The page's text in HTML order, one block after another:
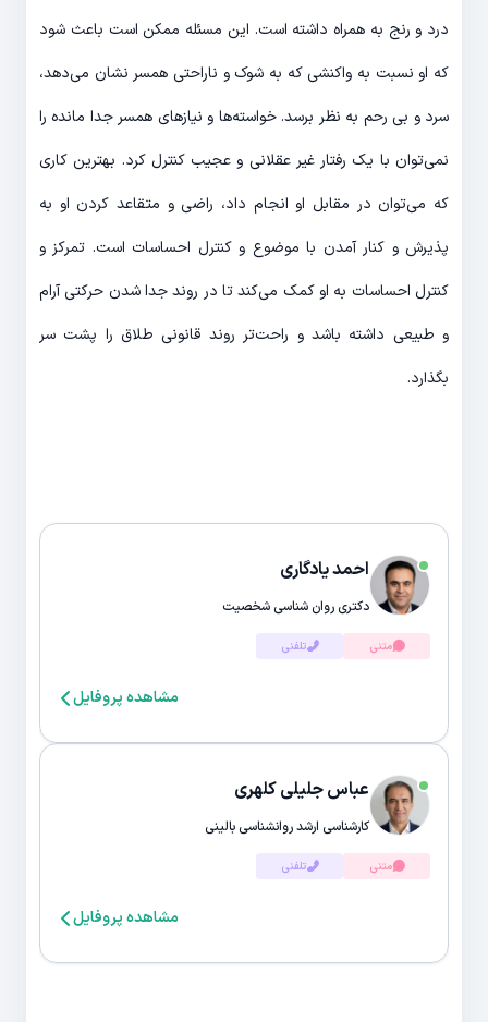
درد و رنج به همراه داشته است. این مسئله ممکن است باعث شود
که او نسبت به واکنشی که به شوک و ناراحتی همسر نشان می­‌دهد،
سرد و بی رحم به نظر برسد. خواسته‌­ها و نیاز­های همسر جدا مانده را
نمی­‌توان با یک رفتار غیر عقلانی و عجیب کنترل کرد. بهترین کاری
که می‌­توان در مقابل او انجام داد، راضی و متقاعد کردن او به
پذیرش و کنار آمدن با موضوع و کنترل احساسات است. تمرکز و
کنترل احساسات به او کمک می‌­کند تا در روند جدا شدن حرکتی آرام
و طبیعی داشته باشد و راحت­‌تر روند قانونی طلاق را پشت سر
بگذارد.
احمد یادگاری
دکتری روان شناسی شخصیت
متنی تلفنی
مشاهده پروفایل
عباس جلیلی کلهری
کارشناسی ارشد روانشناسی بالینی
متنی تلفنی
مشاهده پروفایل